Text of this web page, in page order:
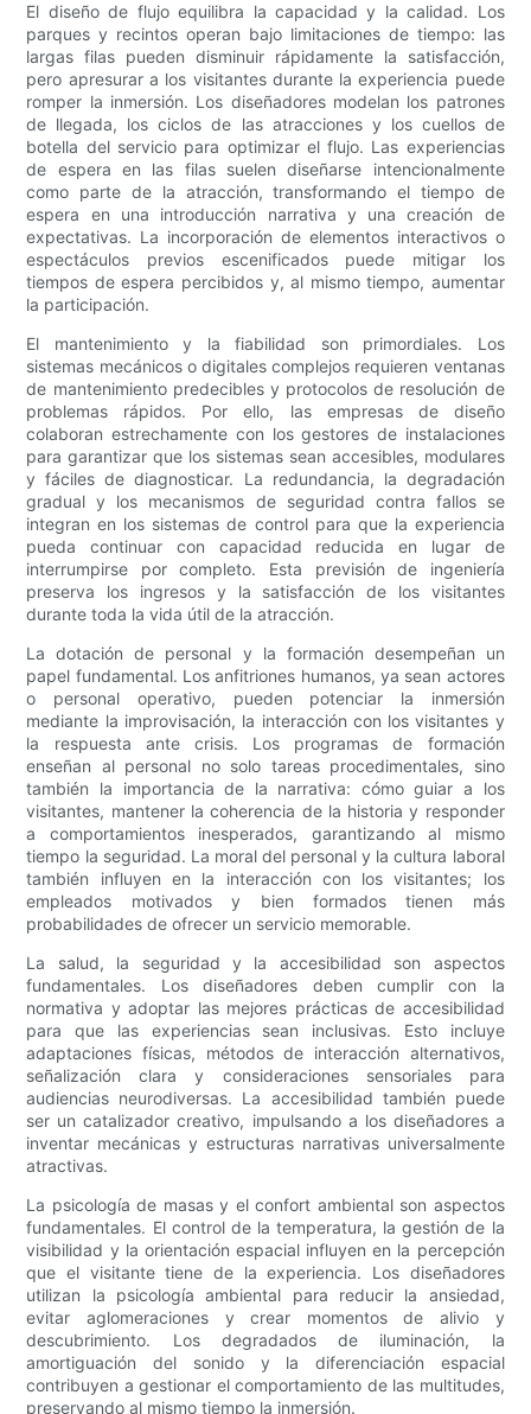
El diseño de flujo equilibra la capacidad y la calidad. Los
parques y recintos operan bajo limitaciones de tiempo: las
largas filas pueden disminuir rápidamente la satisfacción,
pero apresurar a los visitantes durante la experiencia puede
romper la inmersión. Los diseñadores modelan los patrones
de llegada, los ciclos de las atracciones y los cuellos de
botella del servicio para optimizar el flujo. Las experiencias
de espera en las filas suelen diseñarse intencionalmente
como parte de la atracción, transformando el tiempo de
espera en una introducción narrativa y una creación de
expectativas. La incorporación de elementos interactivos o
espectáculos previos escenificados puede mitigar los
tiempos de espera percibidos y, al mismo tiempo, aumentar
la participación.
El mantenimiento y la fiabilidad son primordiales. Los
sistemas mecánicos o digitales complejos requieren ventanas
de mantenimiento predecibles y protocolos de resolución de
problemas rápidos. Por ello, las empresas de diseño
colaboran estrechamente con los gestores de instalaciones
para garantizar que los sistemas sean accesibles, modulares
y fáciles de diagnosticar. La redundancia, la degradación
gradual y los mecanismos de seguridad contra fallos se
integran en los sistemas de control para que la experiencia
pueda continuar con capacidad reducida en lugar de
interrumpirse por completo. Esta previsión de ingeniería
preserva los ingresos y la satisfacción de los visitantes
durante toda la vida útil de la atracción.
La dotación de personal y la formación desempeñan un
papel fundamental. Los anfitriones humanos, ya sean actores
o personal operativo, pueden potenciar la inmersión
mediante la improvisación, la interacción con los visitantes y
la respuesta ante crisis. Los programas de formación
enseñan al personal no solo tareas procedimentales, sino
también la importancia de la narrativa: cómo guiar a los
visitantes, mantener la coherencia de la historia y responder
a comportamientos inesperados, garantizando al mismo
tiempo la seguridad. La moral del personal y la cultura laboral
también influyen en la interacción con los visitantes; los
empleados motivados y bien formados tienen más
probabilidades de ofrecer un servicio memorable.
La salud, la seguridad y la accesibilidad son aspectos
fundamentales. Los diseñadores deben cumplir con la
normativa y adoptar las mejores prácticas de accesibilidad
para que las experiencias sean inclusivas. Esto incluye
adaptaciones físicas, métodos de interacción alternativos,
señalización clara y consideraciones sensoriales para
audiencias neurodiversas. La accesibilidad también puede
ser un catalizador creativo, impulsando a los diseñadores a
inventar mecánicas y estructuras narrativas universalmente
atractivas.
La psicología de masas y el confort ambiental son aspectos
fundamentales. El control de la temperatura, la gestión de la
visibilidad y la orientación espacial influyen en la percepción
que el visitante tiene de la experiencia. Los diseñadores
utilizan la psicología ambiental para reducir la ansiedad,
evitar aglomeraciones y crear momentos de alivio y
descubrimiento. Los degradados de iluminación, la
amortiguación del sonido y la diferenciación espacial
contribuyen a gestionar el comportamiento de las multitudes,
preservando al mismo tiempo la inmersión.